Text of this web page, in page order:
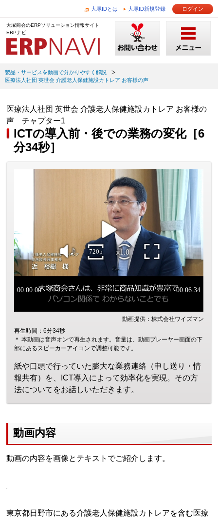
大塚IDとは 大塚ID新規登録 ログイン
大塚商会のERPソリューション情報サイト
ERPナビ
製品・サービスを動画で分かりやすく解説
医療法人社団 英世会 介護老人保健施設カトレア お客様の声
医療法人社団 英世会 介護老人保健施設カトレア お客様の
声 チャプター1
ICTの導入前・後での業務の変化［6
分34秒］
動画提供：株式会社ワイズマン
再生時間：6分34秒
＊ 本動画は音声オンで再生されます。音量は、動画プレーヤー画面の下
部にあるスピーカーアイコンで調整可能です。
紙や口頭で行っていた膨大な業務連絡（申し送り・情
報共有）を、ICT導入によって効率化を実現。その方
法についてをお話しいただきます。
動画内容
動画の内容を画像とテキストでご紹介します。
東京都日野市にある介護老人保健施設カトレアを含む医療